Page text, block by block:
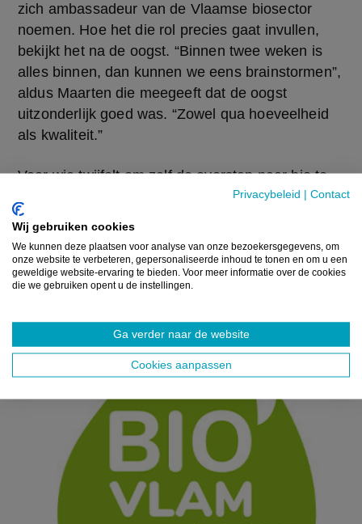
Privacybeleid | Contact
Wij gebruiken cookies
We kunnen deze plaatsen voor analyse van onze bezoekersgegevens, om
onze website te verbeteren, gepersonaliseerde inhoud te tonen en om u een
geweldige website-ervaring te bieden. Voor meer informatie over de cookies
die we gebruiken opent u de instellingen.
Ga verder naar de website
Cookies aanpassen
zich ambassadeur van de Vlaamse biosector
noemen. Hoe het die rol precies gaat invullen,
bekijkt het na de oogst. “Binnen twee weken is
alles binnen, dan kunnen we eens brainstormen”,
aldus Maarten die meegeeft dat de oogst
uitzonderlijk goed was. “Zowel qua hoeveelheid
als kwaliteit.”
Voor wie twijfelt om zelf de overstap naar bio te
maken, heeft Maarten alvast een duidelijke
boodschap: “Gewoon doen. Ik hield het jaren bij
een bijberoep en vond telkens een reden om niet
volledig te springen: een energiecrisis, een
pasgeboren kind… Maar ik ben blij dat we
afremmen in je plannen.”